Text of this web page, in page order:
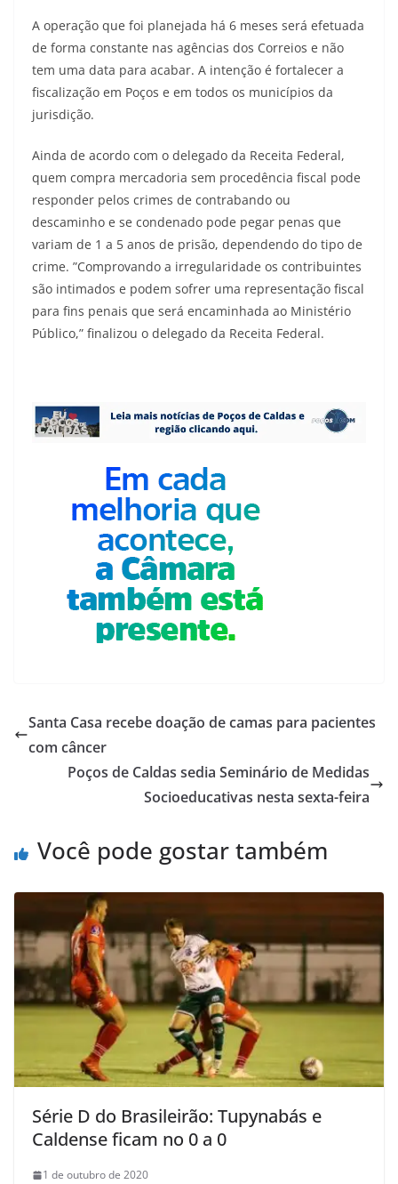
A operação que foi planejada há 6 meses será efetuada
de forma constante nas agências dos Correios e não
tem uma data para acabar. A intenção é fortalecer a
fiscalização em Poços e em todos os municípios da
jurisdição.
Ainda de acordo com o delegado da Receita Federal,
quem compra mercadoria sem procedência fiscal pode
responder pelos crimes de contrabando ou
descaminho e se condenado pode pegar penas que
variam de 1 a 5 anos de prisão, dependendo do tipo de
crime. ”Comprovando a irregularidade os contribuintes
são intimados e podem sofrer uma representação fiscal
para fins penais que será encaminhada ao Ministério
Público,” finalizou o delegado da Receita Federal.
Santa Casa recebe doação de camas para pacientes
com câncer
Poços de Caldas sedia Seminário de Medidas
Socioeducativas nesta sexta-feira
Você pode gostar também
Série D do Brasileirão: Tupynabás e
Caldense ficam no 0 a 0
1 de outubro de 2020